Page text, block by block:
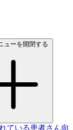
ューを開閉する
ている患者さん向